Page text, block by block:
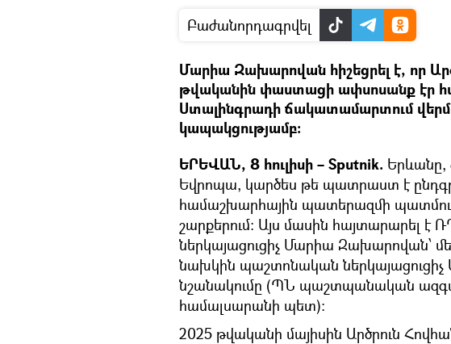
Բաժանորդագրվել
Մարիա Զախարովան հիշեցրել է, որ
թվականին փաստացի ափսոսանք էր
Ստալինգրադի ճակատամարտում
կապակցությամբ։
ԵՐԵՎԱՆ, 8 հուլիսի – Sputnik. Երևանը,
Եվրոպա, կարծես թե պատրաստ է
համաշխարհային պատերազմի
շարքերում։ Այս մասին հայտարարել
ներկայացուցիչ Մարիա Զախարովան՝
նախկին պաշտոնական ներկայացուցիչ
նշանակումը (ՊՆ պաշտպանական
համալսարանի պետ)։
2025 թվականի մայիսին Արծրուն